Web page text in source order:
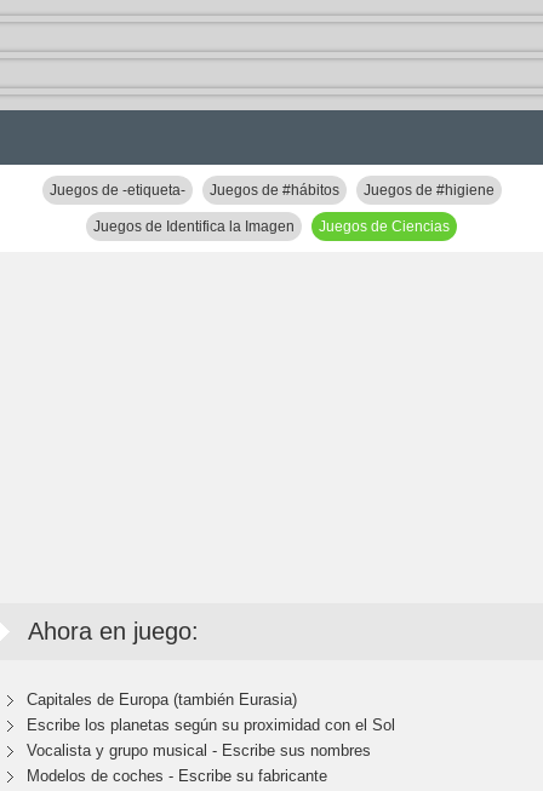
Juegos de -etiqueta- Juegos de #hábitos Juegos de #higiene
Juegos de Identifica la Imagen Juegos de Ciencias
Ahora en juego:
Capitales de Europa (también Eurasia)
Escribe los planetas según su proximidad con el Sol
Vocalista y grupo musical - Escribe sus nombres
Modelos de coches - Escribe su fabricante